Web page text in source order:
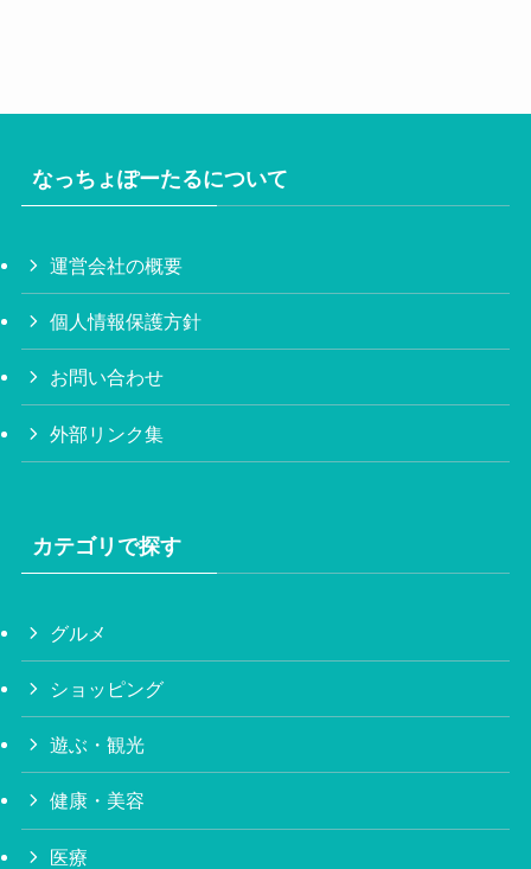
なっちょぽーたるについて
運営会社の概要
個人情報保護方針
お問い合わせ
外部リンク集
カテゴリで探す
グルメ
ショッピング
遊ぶ・観光
健康・美容
医療